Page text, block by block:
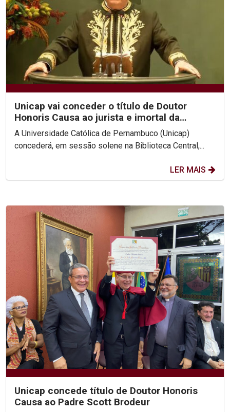
Unicap vai conceder o título de Doutor
Honoris Causa ao jurista e imortal da
Academia Brasileira...
A Universidade Católica de Pernambuco (Unicap)
concederá, em sessão solene na Biblioteca Central,...
LER MAIS
Unicap concede título de Doutor Honoris
Causa ao Padre Scott Brodeur